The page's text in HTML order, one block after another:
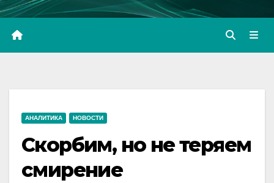
АНАЛИТИКА НОВОСТИ
Скорбим, но не теряем
смирение